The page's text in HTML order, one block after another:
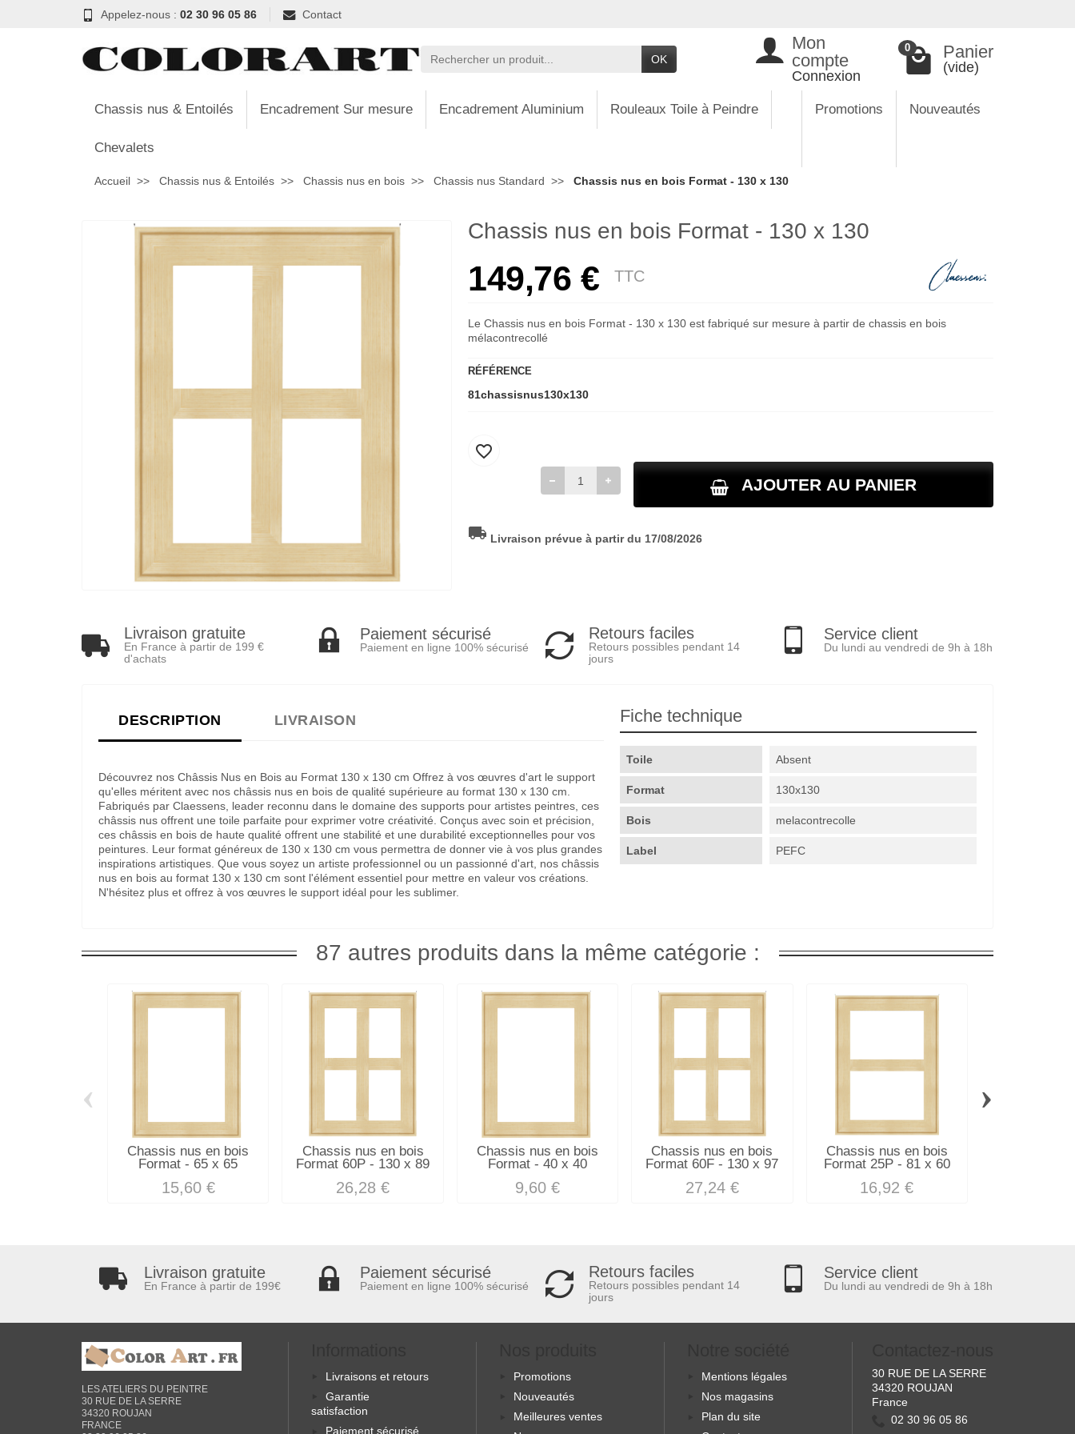
Appelez-nous : 02 30 96 05 86 Contact
OK
Mon
compte
Connexion
0 Panier
(vide)
Chassis nus & Entoilés Encadrement Sur mesure Encadrement Aluminium Rouleaux Toile à Peindre
Chevalets
Promotions Nouveautés
Accueil Chassis nus & Entoilés Chassis nus en bois Chassis nus Standard Chassis nus en bois Format - 130 x 130
Chassis nus en bois Format - 130 x 130
149,76 € TTC
Le Chassis nus en bois Format - 130 x 130 est fabriqué sur mesure à partir de chassis en bois
mélacontrecollé
RÉFÉRENCE
81chassisnus130x130
AJOUTER AU PANIER
favorite_border
local_shipping Livraison prévue à partir du 17/08/2026
Livraison gratuite
En France à partir de 199 €
d'achats
Paiement sécurisé
Paiement en ligne 100% sécurisé
Retours faciles
Retours possibles pendant 14
jours
Service client
Du lundi au vendredi de 9h à 18h
DESCRIPTION LIVRAISON
Découvrez nos Châssis Nus en Bois au Format 130 x 130 cm Offrez à vos œuvres d'art le support
qu'elles méritent avec nos châssis nus en bois de qualité supérieure au format 130 x 130 cm.
Fabriqués par Claessens, leader reconnu dans le domaine des supports pour artistes peintres, ces
châssis nus offrent une toile parfaite pour exprimer votre créativité. Conçus avec soin et précision,
ces châssis en bois de haute qualité offrent une stabilité et une durabilité exceptionnelles pour vos
peintures. Leur format généreux de 130 x 130 cm vous permettra de donner vie à vos plus grandes
inspirations artistiques. Que vous soyez un artiste professionnel ou un passionné d'art, nos châssis
nus en bois au format 130 x 130 cm sont l'élément essentiel pour mettre en valeur vos créations.
N'hésitez plus et offrez à vos œuvres le support idéal pour les sublimer.
Fiche technique
Toile Absent
Format 130x130
Bois melacontrecolle
Label PEFC
87 autres produits dans la même catégorie :
Chassis nus en bois
Format - 65 x 65
15,60 €
Chassis nus en bois
Format 60P - 130 x 89
26,28 €
Chassis nus en bois
Format - 40 x 40
9,60 €
Chassis nus en bois
Format 60F - 130 x 97
27,24 €
Chassis nus en bois
Format 25P - 81 x 60
16,92 €
‹ ›
Livraison gratuite
En France à partir de 199€
Paiement sécurisé
Paiement en ligne 100% sécurisé
Retours faciles
Retours possibles pendant 14
jours
Service client
Du lundi au vendredi de 9h à 18h
LES ATELIERS DU PEINTRE
30 RUE DE LA SERRE
34320 ROUJAN
FRANCE
Livraisons et retours
Garantie
satisfaction
Paiement sécurisé
Promotions
Nouveautés
Meilleures ventes
Mentions légales
Nos magasins
Plan du site
30 RUE DE LA SERRE
34320 ROUJAN
France
02 30 96 05 86